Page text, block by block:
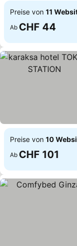
Preise von 11
Ab CHF 44
Preise von 10
Ab CHF 101